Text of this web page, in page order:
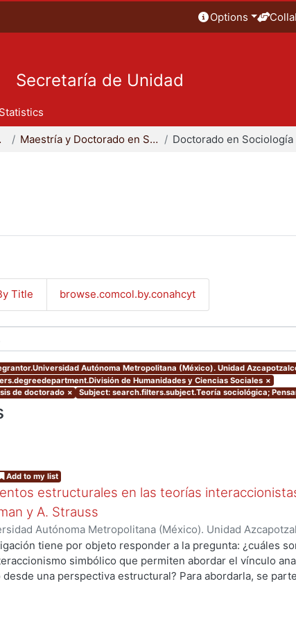
Options
Secretaría de Unidad
Statistics
Maestría y Doctorado en Sociología Doctorado en Sociología
Title browse.comcol.by.conahcyt
Autónoma Metropolitana (México). Unidad
de Humanidades y Ciencias Sociales ×
de doctorado × Subject: search.filters.subject.Teoría sociológica;
Add to my list
estructurales en las teorías
y A. Strauss
Autónoma Metropolitana (México). Unidad
de Información.,2012)Gaytan Sánchez, Amalia
tiene por objeto responder a la pregunta: ¿cuáles
simbólico que permiten abordar el vínculo
desde una perspectiva estructural? Para abordarla, se